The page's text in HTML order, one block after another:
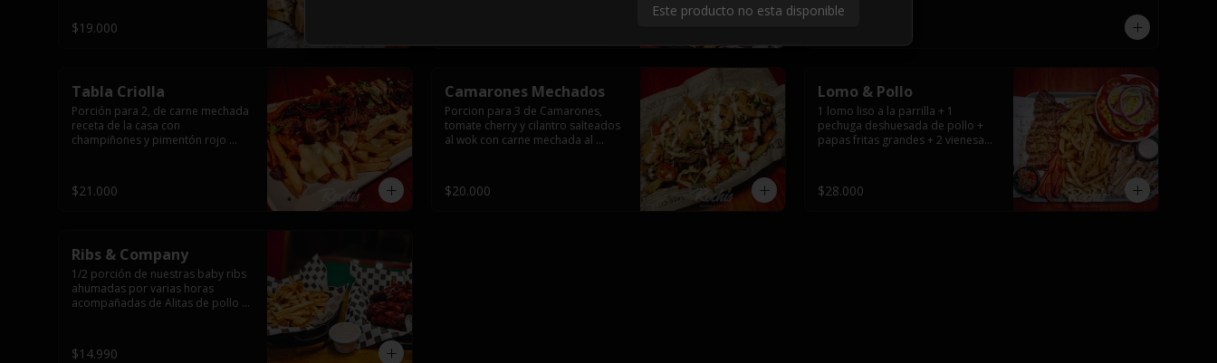
$19.000
Tabla Criolla
Porción para 2, de carne mechada
receta de la casa con
champiñones y pimentón rojo
de queso sobre una base de
papas fritas.
$21.000
Camarones Mechados
Porcion para 3 de Camarones,
tomate cherry y cilantro salteados
al wok con carne mechada al
fritas y mayo casera.
$20.000
Lomo & Pollo
1 lomo liso a la parrilla + 1
pechuga deshuesada de pollo +
papas fritas grandes + 2 vienesas
$28.000
Ribs & Company
1/2 porción de nuestras baby ribs
ahumadas por varias horas
acompañadas de Alitas de pollo
$14.990
Este producto no esta disponible